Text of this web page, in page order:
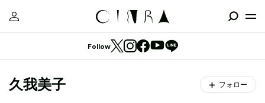
Follow
久我美子 フォロー